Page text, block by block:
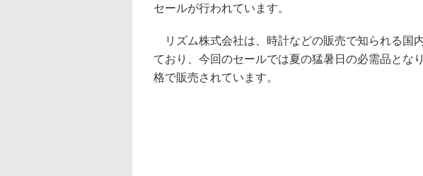
セールが行われています。
リズム株式会社は、時計などの販売で知られる国
ており、今回のセールでは夏の猛暑日の必需品とな
格で販売されています。